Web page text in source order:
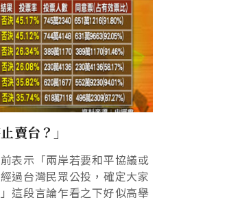
賣台？」
表示「兩岸若要和平協議或
過台灣民眾公投，確定大家
這段言論乍看之下好似高舉